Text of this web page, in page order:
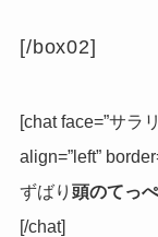
[/box02]
[chat face=”サラ
align=”left”
ずばり 頭のてっ
[/chat]